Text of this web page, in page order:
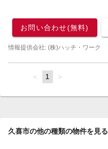
お問い合わせ(無料)
情報提供会社: (株)ハッチ・ワーク
page
You're
page
1 page
久喜市の他の種類の物件を見る